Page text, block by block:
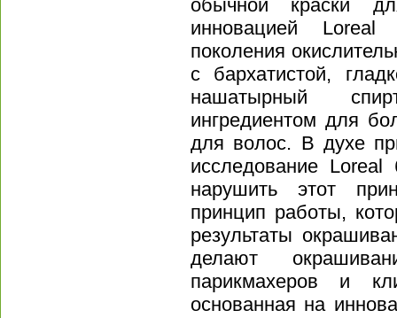
обычной краски
инновацией Loreal
поколения
с бархатистой,
нашатырный
ингредиентом для
для волос. В духе
исследование
нарушить этот
принцип работы,
результаты
делают
парикмахеров и
основанная на